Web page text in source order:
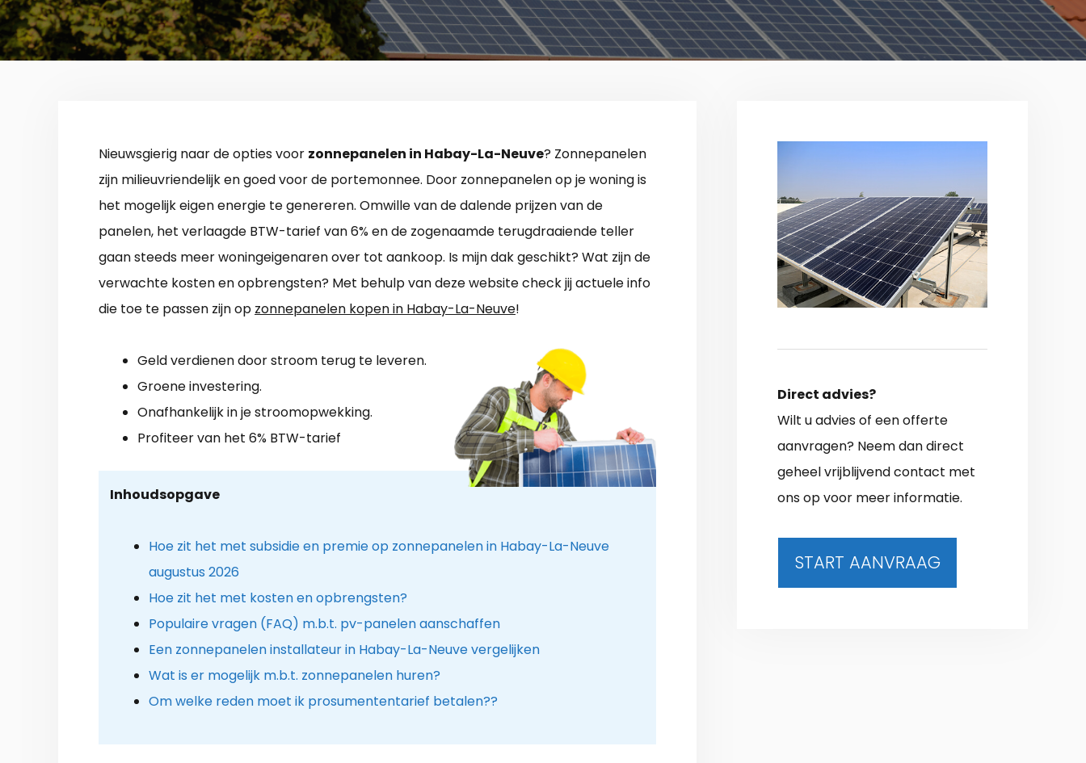
Nieuwsgierig naar de opties voor zonnepanelen in Habay-La-Neuve? Zonnepanelen
zijn milieuvriendelijk en goed voor de portemonnee. Door zonnepanelen op je woning is
het mogelijk eigen energie te genereren. Omwille van de dalende prijzen van de
panelen, het verlaagde BTW-tarief van 6% en de zogenaamde terugdraaiende teller
gaan steeds meer woningeigenaren over tot aankoop. Is mijn dak geschikt? Wat zijn de
verwachte kosten en opbrengsten? Met behulp van deze website check jij actuele info
die toe te passen zijn op zonnepanelen kopen in Habay-La-Neuve!
Geld verdienen door stroom terug te leveren.
Groene investering.
Onafhankelijk in je stroomopwekking.
Profiteer van het 6% BTW-tarief
Inhoudsopgave
Hoe zit het met subsidie en premie op zonnepanelen in Habay-La-Neuve
augustus 2026
Hoe zit het met kosten en opbrengsten?
Populaire vragen (FAQ) m.b.t. pv-panelen aanschaffen
Een zonnepanelen installateur in Habay-La-Neuve vergelijken
Wat is er mogelijk m.b.t. zonnepanelen huren?
Om welke reden moet ik prosumententarief betalen??
Direct advies?
Wilt u advies of een offerte
aanvragen? Neem dan direct
geheel vrijblijvend contact met
ons op voor meer informatie.
START AANVRAAG